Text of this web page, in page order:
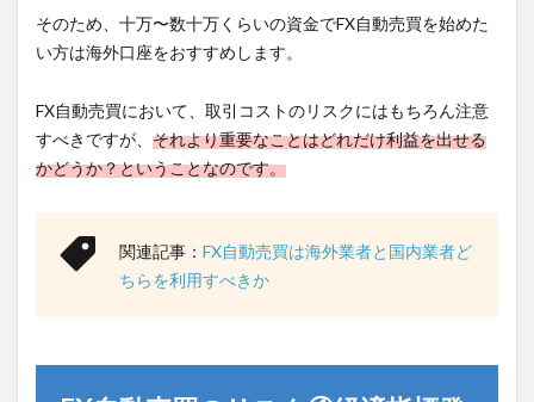
そのため、十万〜数十万くらいの資金でFX自動売買を始めた
い方は海外口座をおすすめします。
FX自動売買において、取引コストのリスクにはもちろん注意
すべきですが、 それより重要なことはどれだけ利益を出せる
かどうか？ということなのです。
関連記事： FX自動売買は海外業者と国内業者ど
ちらを利用すべきか